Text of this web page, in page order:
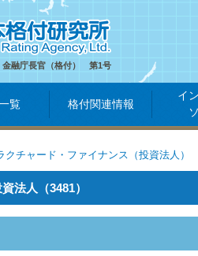
金融庁長官（格付） 第1号
覧 格付関連情報
イ
クチャード・ファイナンス（投資法人）
法人（3481）